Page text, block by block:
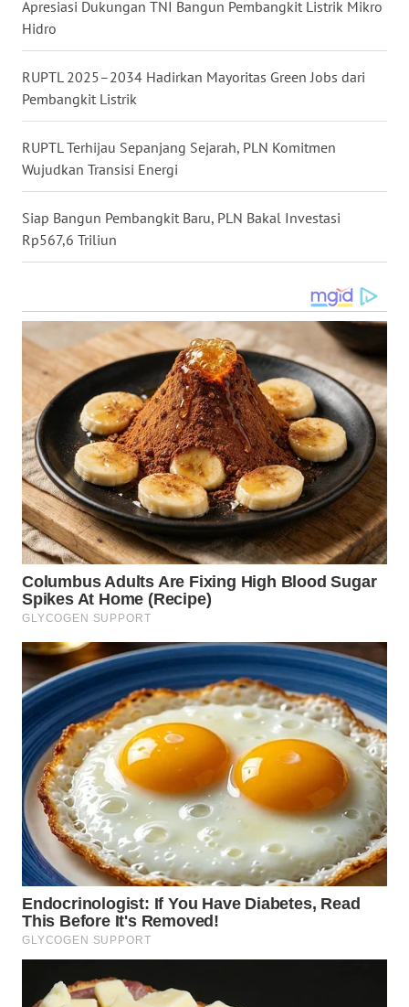
Apresiasi Dukungan TNI Bangun Pembangkit Listrik Mikro
Hidro
RUPTL 2025–2034 Hadirkan Mayoritas Green Jobs dari
Pembangkit Listrik
RUPTL Terhijau Sepanjang Sejarah, PLN Komitmen
Wujudkan Transisi Energi
Siap Bangun Pembangkit Baru, PLN Bakal Investasi
Rp567,6 Triliun
KALBAR
KALTENG
WN
KALTARA
WN
KALSEL
WN
SULSEL
WN
GORONTALO
WN
SULUT
WN
MALUKU
WN
MALUT
WN
DAIRI
WN
DANAU
TOBA
WN
NIAS
WN
LANGKAT
WN
TAPANULI
SELATAN